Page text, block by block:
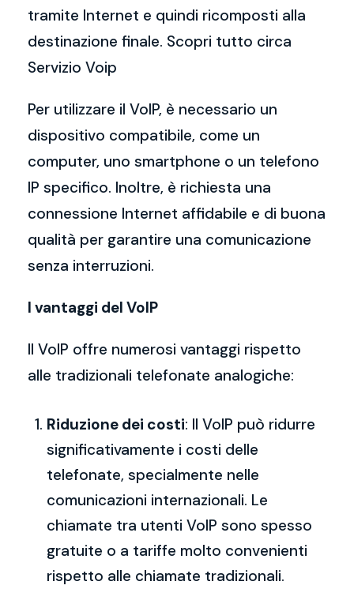
tramite Internet e quindi ricomposti alla
destinazione finale. Scopri tutto circa
Servizio Voip
Per utilizzare il VoIP, è necessario un
dispositivo compatibile, come un
computer, uno smartphone o un telefono
IP specifico. Inoltre, è richiesta una
connessione Internet affidabile e di buona
qualità per garantire una comunicazione
senza interruzioni.
I vantaggi del VoIP
Il VoIP offre numerosi vantaggi rispetto
alle tradizionali telefonate analogiche:
Riduzione dei costi: Il VoIP può ridurre
significativamente i costi delle
telefonate, specialmente nelle
comunicazioni internazionali. Le
chiamate tra utenti VoIP sono spesso
gratuite o a tariffe molto convenienti
rispetto alle chiamate tradizionali.